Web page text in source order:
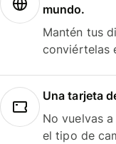
mundo.
Mantén tus
conviértelas
Una tarjeta
No vuelvas
el tipo de